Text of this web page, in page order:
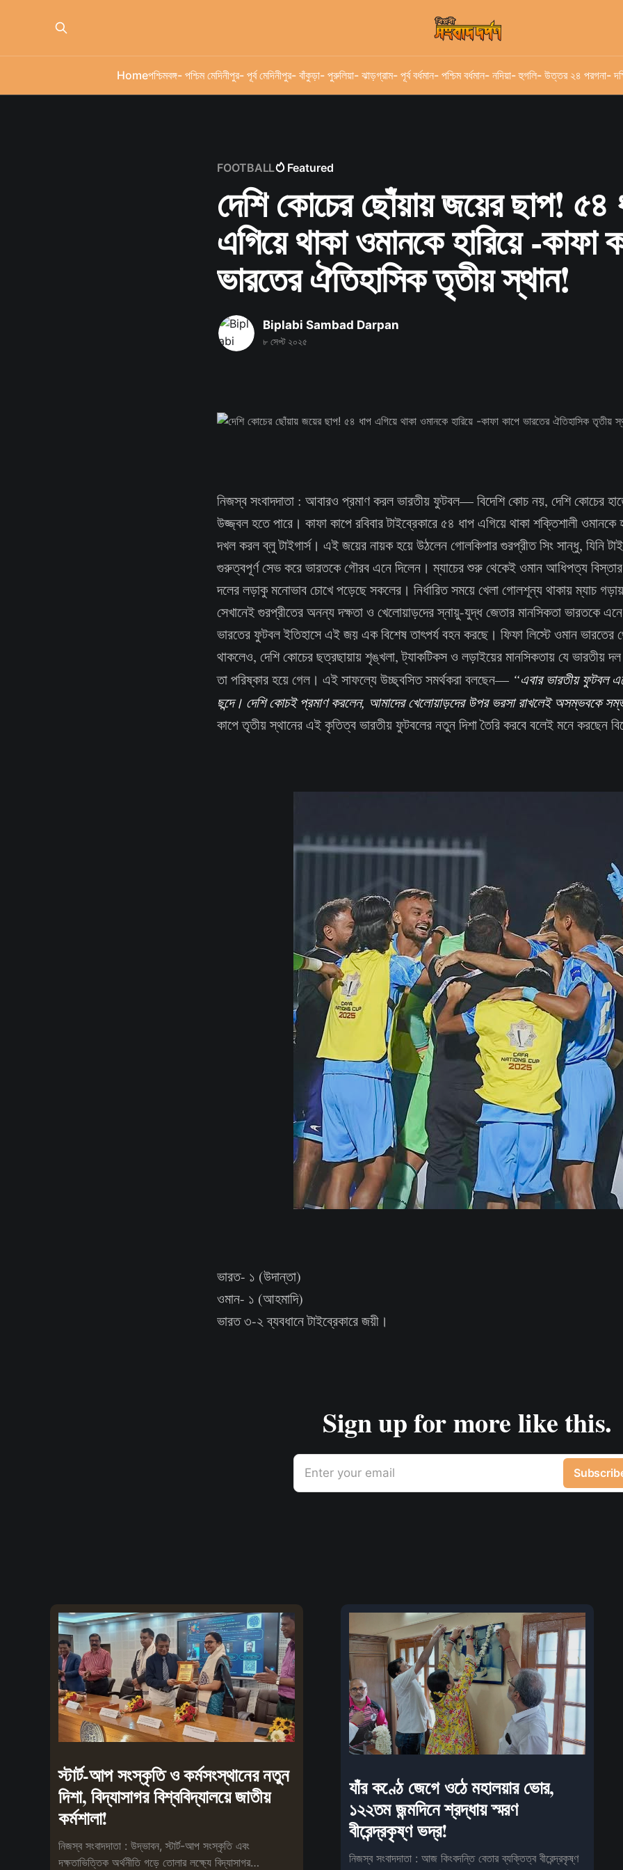
Homeপশ্চিমবঙ্গ- পশ্চিম মেদিনীপুর- পূর্ব মেদিনীপুর- বাঁকুড়া- পুরুলিয়া- ঝাড়গ্রাম- পূর্ব বর্ধমান- পশ্চিম বর্ধমান- নদিয়া- হুগলি- উত্তর ২৪ পরগনা-
FOOTBALL Featured
দেশি কোচের ছোঁয়ায় জয়ের ছাপ! ৫৪
এগিয়ে থাকা ওমানকে হারিয়ে -কাফা
ভারতের ঐতিহাসিক তৃতীয় স্থান!
Biplabi Sambad Darpan
৮ সেপ্ট ২০২৫
নিজস্ব সংবাদদাতা : আবারও প্রমাণ করল ভারতীয় ফুটবল— বিদেশি কোচ নয়, দেশি কোচের
উজ্জ্বল হতে পারে। কাফা কাপে রবিবার টাইব্রেকারে ৫৪ ধাপ এগিয়ে থাকা শক্তিশালী ওমানকে
দখল করল ব্লু টাইগার্স। এই জয়ের নায়ক হয়ে উঠলেন গোলকিপার গুরপ্রীত সিং সান্ধু, যিনি
গুরুত্বপূর্ণ সেভ করে ভারতকে গৌরব এনে দিলেন। ম্যাচের শুরু থেকেই ওমান আধিপত্য
দলের লড়াকু মনোভাব চোখে পড়েছে সকলের। নির্ধারিত সময়ে খেলা গোলশূন্য থাকায় ম্যাচ
সেখানেই গুরপ্রীতের অনন্য দক্ষতা ও খেলোয়াড়দের স্নায়ু-যুদ্ধ জেতার মানসিকতা ভারতকে
ভারতের ফুটবল ইতিহাসে এই জয় এক বিশেষ তাৎপর্য বহন করছে। ফিফা লিস্টে ওমান ভারতের
থাকলেও, দেশি কোচের ছত্রছায়ায় শৃঙ্খলা, ট্যাকটিকস ও লড়াইয়ের মানসিকতায় যে ভারতীয় দল
তা পরিষ্কার হয়ে গেল। এই সাফল্যে উচ্ছ্বসিত সমর্থকরা বলছেন— “এবার ভারতীয় ফুটবল
ছন্দে। দেশি কোচই প্রমাণ করলেন, আমাদের খেলোয়াড়দের উপর ভরসা রাখলেই অসম্ভবকে
কাপে তৃতীয় স্থানের এই কৃতিত্ব ভারতীয় ফুটবলের নতুন দিশা তৈরি করবে বলেই মনে করছেন
ভারত- ১ (উদান্তা)
ওমান- ১ (আহমাদি)
ভারত ৩-২ ব্যবধানে টাইব্রেকারে জয়ী।
Sign up for more like this.
Enter your email
স্টার্ট-আপ সংস্কৃতি ও কর্মসংস্থানের নতুন
দিশা, বিদ্যাসাগর বিশ্ববিদ্যালয়ে জাতীয়
কর্মশালা!
নিজস্ব সংবাদদাতা : উদ্ভাবন, স্টার্ট-আপ সংস্কৃতি এবং
দক্ষতাভিত্তিক অর্থনীতি গড়ে তোলার লক্ষ্যে বিদ্যাসাগর
যাঁর কণ্ঠে জেগে ওঠে মহালয়ার ভোর,
১২২তম জন্মদিনে শ্রদ্ধায় স্মরণ
বীরেন্দ্রকৃষ্ণ ভদ্র!
নিজস্ব সংবাদদাতা : আজ কিংবদন্তি বেতার ব্যক্তিত্ব বীরেন্দ্রকৃষ্ণ